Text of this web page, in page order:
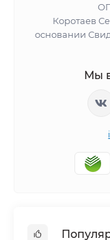
Коротаев
основании
Мы